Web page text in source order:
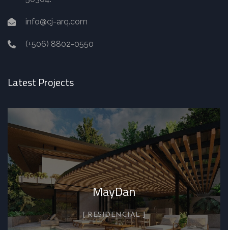
info@cj-arq.com
(+506) 8802-0550
Latest Projects
MayDan
RESIDENCIAL